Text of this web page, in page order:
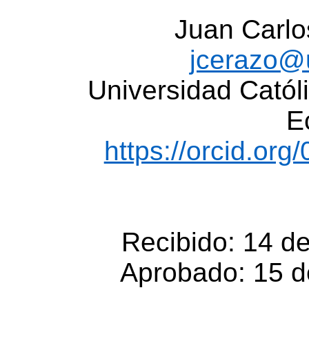
Juan
Universidad
https://
Recibido: 14
Aprobado: 15